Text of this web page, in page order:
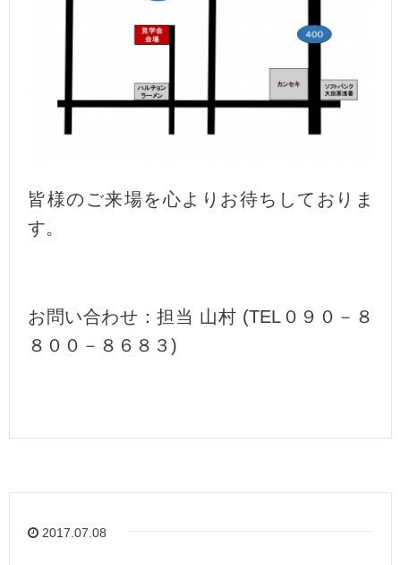
皆様のご来場を心よりお待ちしておりま
す。
お問い合わせ：担当 山村 (TEL０９０－８
８００－８６８３)
2017.07.08